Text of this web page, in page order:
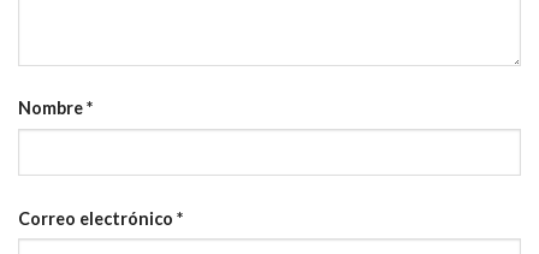
Nombre*
Correo electrónico *